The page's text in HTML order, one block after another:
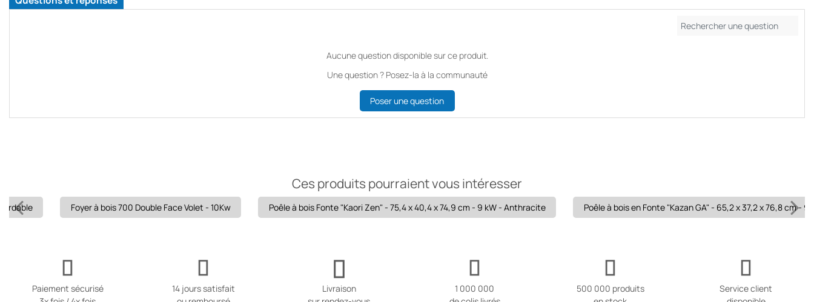
Aucune question disponible sur ce produit.
Une question ? Posez-la à la communauté
Poser une question
Ces produits pourraient vous intéresser
Foyer à bois 700 Double Face Volet - 10Kw Poêle à bois Fonte "Kaori Zen" - 75,4 x 40,4 x 74,9 cm - 9 kW - Anthracite Poêle à bois en Fonte "Kazan GA" - 65,2 x 37,2 x 76,8 cm -
Paiement sécurisé
14 jours satisfait
Livraison
1 000 000
500 000 produits
Service client